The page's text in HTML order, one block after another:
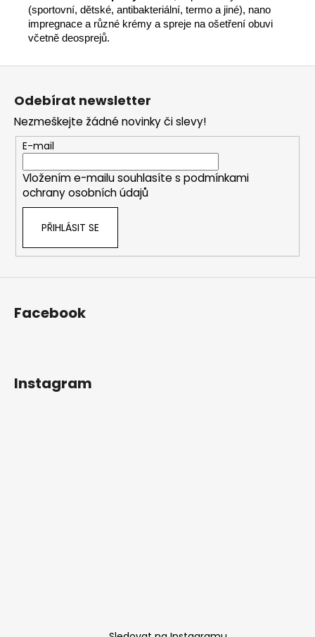
(sportovní, dětské, antibakteriální, termo a jiné), nano
impregnace a různé krémy a spreje na ošetření obuvi
včetně deosprejů.
Z
Odebírat newsletter
Nezmeškejte žádné novinky či slevy!
E-mail
Vložením e-mailu souhlasíte s podmínkami
ochrany osobních údajů
PŘIHLÁSIT SE
Facebook
Instagram